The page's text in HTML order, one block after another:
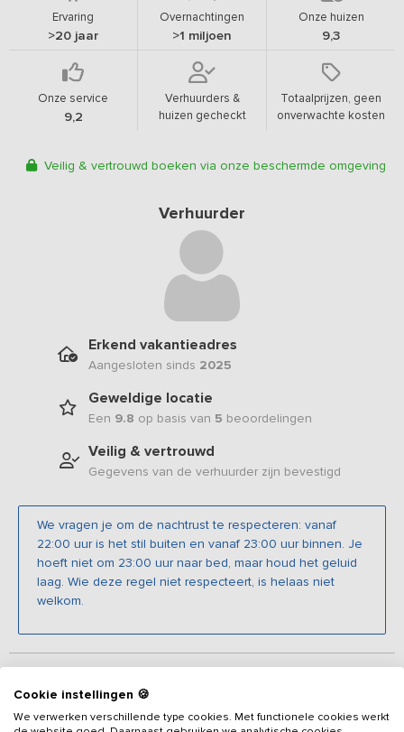
Ervaring
>20 jaar
Overnachtingen
>1 miljoen
Onze huizen
9,3
Onze service
9,2
Verhuurders &
huizen gecheckt
Totaalprijzen, geen
onverwachte kosten
Veilig & vertrouwd boeken via onze beschermde omgeving
Verhuurder
Erkend vakantieadres
Aangesloten sinds 2025
Geweldige locatie
Een 9.8 op basis van 5 beoordelingen
Veilig & vertrouwd
Gegevens van de verhuurder zijn bevestigd
We vragen je om de nachtrust te respecteren: vanaf
22:00 uur is het stil buiten en vanaf 23:00 uur binnen. Je
hoeft niet om 23:00 uur naar bed, maar houd het geluid
laag. Wie deze regel niet respecteert, is helaas niet
welkom.
Deze bijzondere locatie voelt als een sprookje: een plek waar de
Cookie instellingen 🍪
We verwerken verschillende type cookies. Met functionele cookies werkt